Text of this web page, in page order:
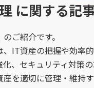
に関する記
ご紹介です。
、IT資産の把握や効率
化、セキュリティ対策
を適切に管理・維持す